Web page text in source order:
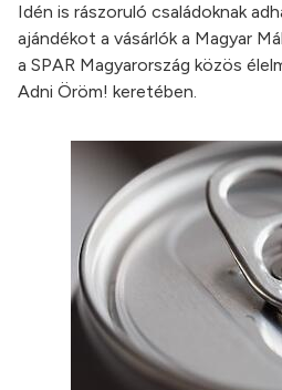
Idén is rászoruló családoknak
ajándékot a vásárlók a Magyar
a SPAR Magyarország közös
Adni Öröm! keretében.